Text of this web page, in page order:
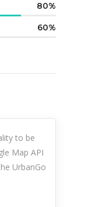
80
60
to be
Map API
UrbanGo